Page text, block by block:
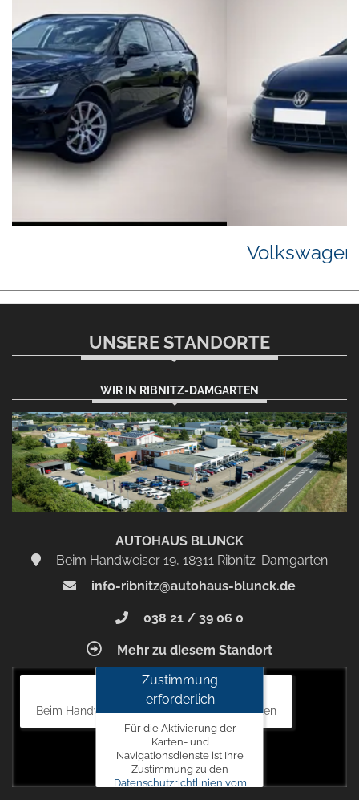
UNSERE STANDORTE
WIR IN RIBNITZ-DAMGARTEN
AUTOHAUS BLUNCK
Beim Handweiser 19, 18311 Ribnitz-Damgarten
info-ribnitz@autohaus-blunck.de
038 21 / 39 06 0
Mehr zu diesem Standort
Autohaus Blunck
Beim Handweiser 19, 18311 Ribnitz-Damgarten
Zustimmung
erforderlich
Für die Aktivierung der
Karten- und
Navigationsdienste ist Ihre
Zustimmung zu den
Datenschutzrichtlinien vom